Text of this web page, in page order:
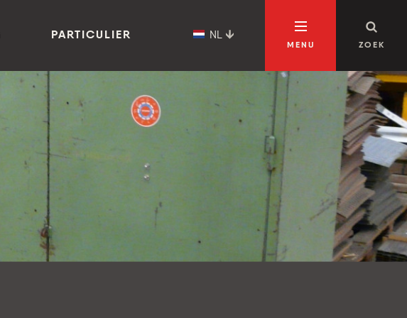
PARTICULIER NL
MENU ZOEK